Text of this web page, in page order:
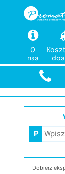
O
nas
Dobierz